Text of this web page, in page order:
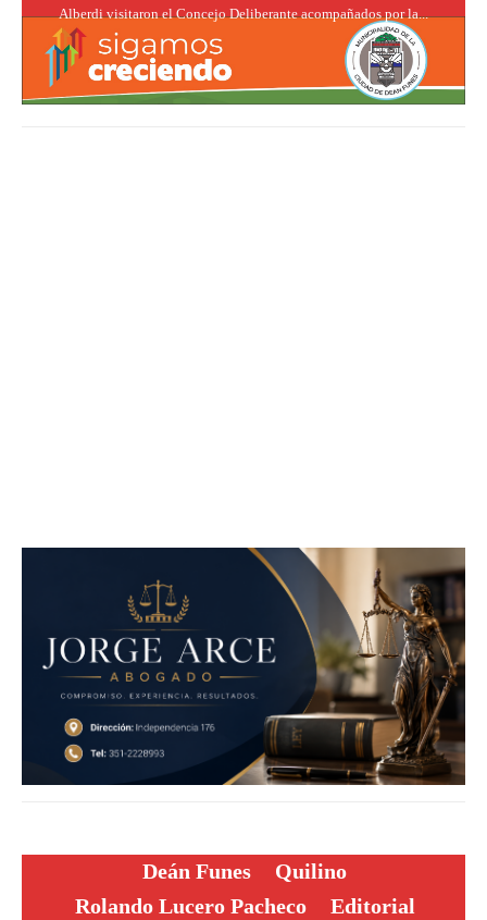
Alberdi visitaron el Concejo Deliberante acompañados por la...
Deán Funes
Quilino
Rolando Lucero Pacheco
Editorial